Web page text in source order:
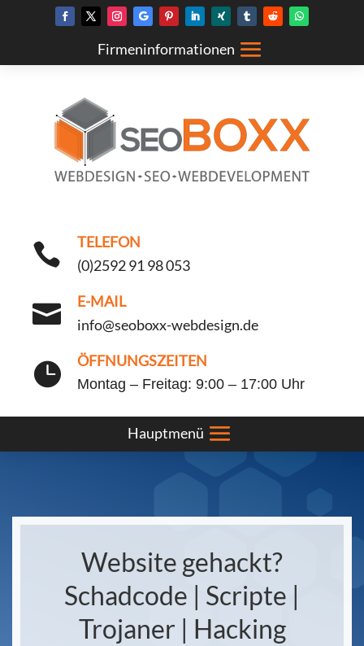

TELEFON
(0)2592 91 98 053

E-MAIL
info@seoboxx-webdesign.de
 ÖFFNUNGSZEITEN
Montag – Freitag: 9:00 – 17:00 Uhr
Website gehackt?
Schadcode | Scripte |
Trojaner | Hacking